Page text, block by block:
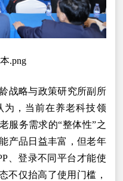
战略与政策研究所副所
为，当前在养老科技领
服务需求的“整体性”之
产品日益丰富，但老年
、登录不同平台才能使
不仅抬高了使用门槛，